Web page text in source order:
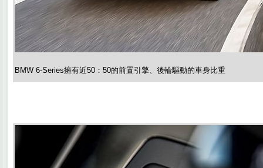
BMW 6-Series擁有近50：50的前置引擎、後輪驅動的車身比重